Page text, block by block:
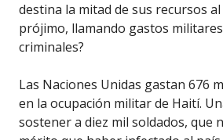
destina la mitad de sus recursos
prójimo, llamando gastos
criminales?
Las Naciones Unidas gastan 676
en la ocupación militar de Haití.
sostener a diez mil soldados, que